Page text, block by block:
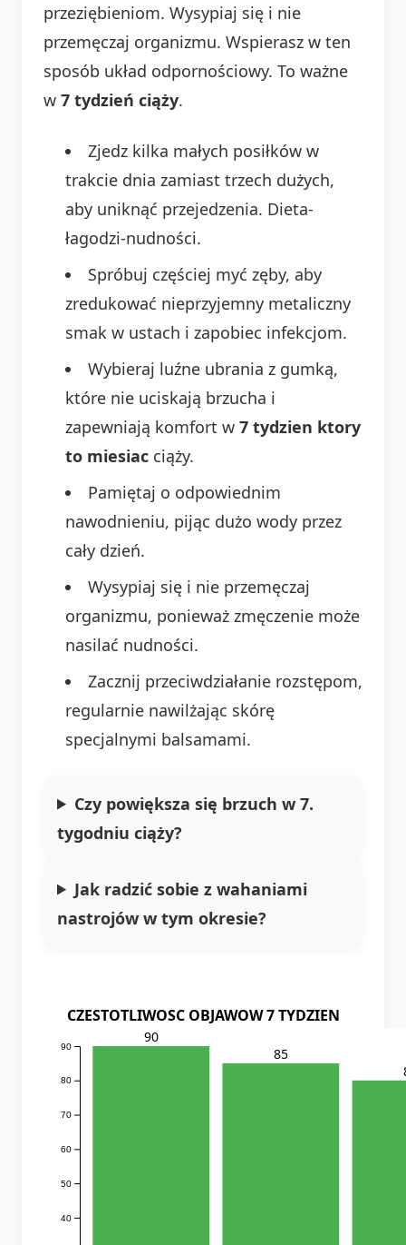
przeziębieniom. Wysypiaj się i nie
przemęczaj organizmu. Wspierasz w ten
sposób układ odpornościowy. To ważne
w 7 tydzień ciąży.
Zjedz kilka małych posiłków w
trakcie dnia zamiast trzech dużych,
aby uniknąć przejedzenia. Dieta-
łagodzi-nudności.
Spróbuj częściej myć zęby, aby
zredukować nieprzyjemny metaliczny
smak w ustach i zapobiec infekcjom.
Wybieraj luźne ubrania z gumką,
które nie uciskają brzucha i
zapewniają komfort w 7 tydzien ktory
to miesiac ciąży.
Pamiętaj o odpowiednim
nawodnieniu, pijąc dużo wody przez
cały dzień.
Wysypiaj się i nie przemęczaj
organizmu, ponieważ zmęczenie może
nasilać nudności.
Zacznij przeciwdziałanie rozstępom,
regularnie nawilżając skórę
specjalnymi balsamami.
Czy powiększa się brzuch w 7.
tygodniu ciąży?
Jak radzić sobie z wahaniami
nastrojów w tym okresie?
CZESTOTLIWOSC OBJAWOW 7 TYDZIEN
40
50
60
70
80
90
90
85